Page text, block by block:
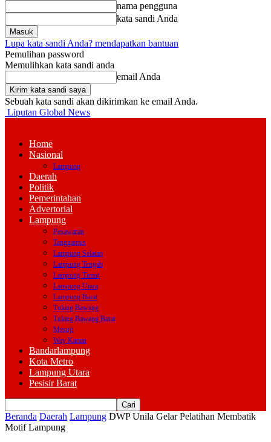
nama pengguna
kata sandi Anda
Lupa kata sandi Anda? mendapatkan bantuan
Pemulihan password
Memulihkan kata sandi anda
email Anda
Sebuah kata sandi akan dikirimkan ke email Anda.
Liputan Global News
Home
Nasional
Lampung
Daerah
Politik
Pemerintahan
Advertorial
Lampung
Pesawaran
Tanggamus
Lampung Selatan
Lampung Tengah
Lampung Timur
Lampung Utara
Lampung Barat
Tulang Bawang
Tulang Bawang Barat
Mesuji
Way Kanan
Bandarlampung
Kota Metro
Lampung Utara
Pesisir Barat
Beranda Daerah Lampung DWP Unila Gelar Pelatihan Membatik
Motif Lampung